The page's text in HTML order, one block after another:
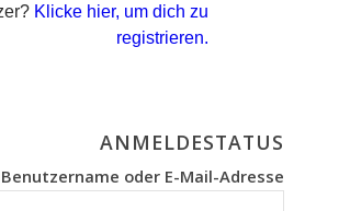
Klicke hier, um dich zu
registrieren.
ANMELDESTATUS
Benutzername oder E-Mail-Adresse